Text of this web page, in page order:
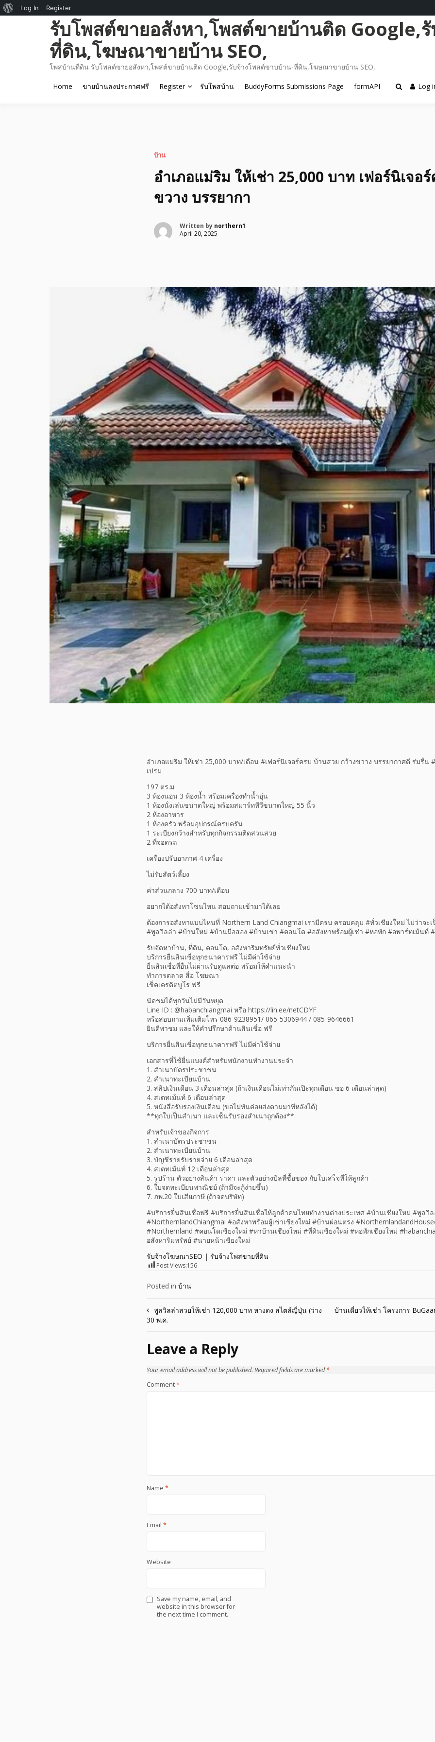
รับโพสต์ขายอสังหา,โพสต์ขายบ้านติด Google,
ที่ดิน,โฆษณาขายบ้าน SEO,
โพสบ้านที่ดิน รับโพสต์ขายอสังหา,โพสต์ขายบ้านติด Google,รับจ้างโพสต์ขาบบ้าน-ที่ดิน,โฆษณาขายบ้าน SEO,
Home ขายบ้านลงประกาศฟรี Register รับโพสบ้าน BuddyForms Submissions Page formAPI Log
บ้าน
อำเภอแม่ริม​ ให้เช่า 25,000 บาท เฟอร์นิเจอ
ขวาง บรรยากา
Written by northern1
April 20, 2025
อำเภอแม่ริม​ ให้เช่า 25,000 บาท/เดือน #เฟอร์นิเจอร์ครบ บ้านสวย กว้างขวาง บรรยากาศดี ร่มรื่น
เปรม
197 ตร.ม
3 ห้องนอน 3 ห้องน้ำ พร้อมเครื่องทำน้ำอุ่น
1 ห้องนั่งเล่นขนาดใหญ่ พร้อมสมาร์ททีวีขนาดใหญ่ 55 นิ้ว
2 ห้องอาหาร
​1 ห้องครัว พร้อมอุปกรณ์ครบครัน
​1 ระเบียงกว้างสำหรับทุกกิจกรรมติดสวนสวย
2 ที่จอดรถ
เครื่องปรับอากาศ 4 เครื่อง
ไม่รับสัตว์เลี้ยง
ค่าส่วนกลาง 700 บาท/เดือน
อยากได้อสังหาโซนไหน สอบถามเข้ามาได้เลย
ต้องการอสังหาแบบไหนที่ Northern Land Chiangmai เรามีครบ ครอบคลุม #ทั่วเชียงใหม่ ไม่ว่าจะเ
#พูลวิลล่า #บ้านใหม่ #บ้านมือสอง #บ้านเช่า #คอนโด #อสังหาพร้อมผู้เช่า #หอพัก #อพาร์ทเม้นท์
รับจัดหาบ้าน, ที่ดิน, คอนโด, อสังหาริมทรัพย์ทั่วเชียงใหม่
บริการยื่นสินเชื่อทุกธนาคารฟรี ไม่มีค่าใช้จ่าย
ยื่นสินเชื่อที่อื่นไม่ผ่านรับดูแลต่อ พร้อมให้คำแนะนำ
ทำการตลาด สื่อ โฆษณา
เช็คเครดิตบูโร ฟรี
นัดชมได้ทุกวันไม่มีวันหยุด
Line ID : @habanchiangmai หรือ https://lin.ee/netCDYF
หรือสอบถามเพิ่มเติมโทร 086-9238951/ 065-5306944 / 085-9646661
ยินดีพาชม และให้คำปรึกษาด้านสินเชื่อ ฟรี
บริการยื่นสินเชื่อทุกธนาคารฟรี ไม่มีค่าใช้จ่าย
เอกสารที่ใช้ยื่นแบงค์สำหรับพนักงานทำงานประจำ
1. สำเนาบัตรประชาชน
2. สำเนาทะเบียนบ้าน
3. สลิปเงินเดือน 3 เดือนล่าสุด (ถ้าเงินเดือนไม่เท่ากันเป๊ะทุกเดือน ขอ 6 เดือนล่าสุด)
4. สเตทเม้นท์ 6 เดือนล่าสุด
5. หนังสือรับรองเงินเดือน (ขอไม่ทันค่อยส่งตามมาทีหลังได้)
**ทุกใบเป็นสำเนา และเซ็นรับรองสำเนาถูกต้อง**
สำหรับเจ้าของกิจการ
1. สำเนาบัตรประชาชน
2. สำเนาทะเบียนบ้าน
3. บัญชีรายรับรายจ่าย 6 เดือนล่าสุด
4. สเตทเม้นท์ 12 เดือนล่าสุด
5. รูปร้าน ตัวอย่างสินค้า ราคา และตัวอย่างบิลที่ซื้อของ กับใบเสร็จที่ให้ลูกค้า
6. ใบจดทะเบียนพาณิชย์ (ถ้ามีจะกู้ง่ายขึ้น)
7. ภพ.20 ใบเสียภาษี (ถ้าจดบริษัท)
#บริการยื่นสินเชื่อฟรี #บริการยื่นสินเชื่อให้ลูกค้าคนไทยทำงานต่างประเทศ #บ้านเชียงใหม่ #พูลวิล
#NorthernlandChiangmai #อสังหาพร้อมผู้เช่าเชียงใหม่ #บ้านผ่อนตรง
#Northernland #คอนโดเชียงใหม่ #หาบ้านเชียงใหม่ #ที่ดินเชียงใหม่ #หอพักเชียงใหม่
อสังหาริมทรัพย์ #นายหน้าเชียงใหม่
รับจ้างโฆษณาSEO | รับจ้างโพสขายที่ดิน
Post Views:156
Posted in บ้าน
Post
พูลวิลล่าสวยให้เช่า 120,000 บาท หางดง สไตล์ญี่ปุ่น (ว่าง
30 พ.ค.
บ้านเดี่ยวให้เช่า โครงการ
Leave a Reply
Your email address will not be published. Required fields are marked*
Comment*
Name *
Email *
Website
Save my name, email, and
website in this browser for
the next time I comment.
About
Log In Register